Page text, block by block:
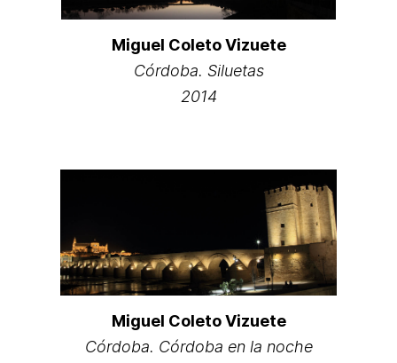
Miguel Coleto Vizuete
Córdoba. Siluetas
2014
Miguel Coleto Vizuete
Córdoba. Córdoba en la noche